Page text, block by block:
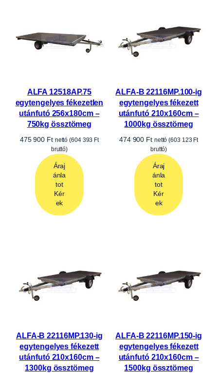
ALFA 12518AP.75
egytengelyes fékezetlen
utánfutó 256x180cm –
750kg össztömeg
475 900 Ft nettó (604 393 Ft
bruttó)
Áraj
ánla
tot
Kér
ek
ALFA-B 22116MP.100-ig
egytengelyes fékezett
utánfutó 210x160cm –
1000kg össztömeg
474 900 Ft nettó (603 123 Ft
bruttó)
Áraj
ánla
tot
Kér
ek
ALFA-B 22116MP.130-ig
egytengelyes fékezett
utánfutó 210x160cm –
1300kg össztömeg
ALFA-B 22116MP.150-ig
egytengelyes fékezett
utánfutó 210x160cm –
1500kg össztömeg